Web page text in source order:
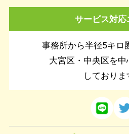
サービス対応
事務所から半径5キロ
大宮区・中央区を中
しておりま